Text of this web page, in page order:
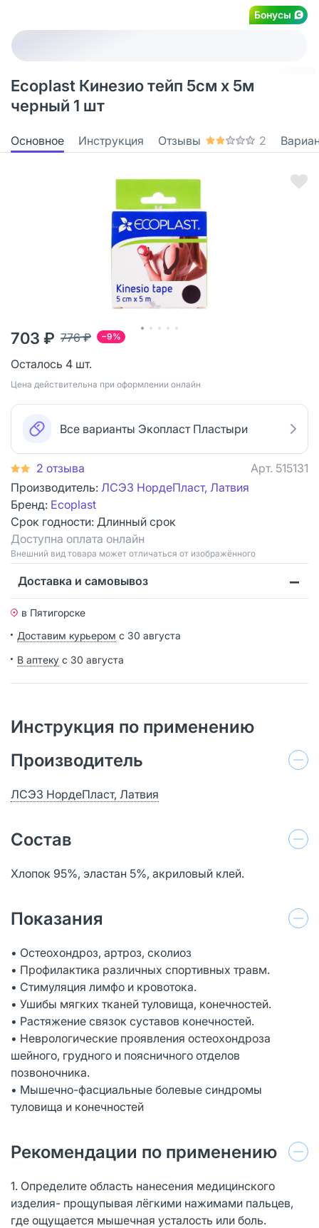
Бонусы
Ecoplast Кинезио тейп 5см х 5м
черный 1 шт
Основное Инструкция Отзывы 2
−9%
776 ₽
703 ₽
Осталось 4 шт.
Цена действительна при оформлении онлайн
Все варианты Экопласт Пластыри
2 отзыва Арт. 515131
Производитель: ЛСЭЗ НордеПласт, Латвия
Бренд: Ecoplast
Срок годности: Длинный срок
Доступна оплата онлайн
Bнешний вид товара может отличаться от изображённого
Доставка и самовывоз
в Пятигорске
Доставим курьером с 30 августа
В аптеку с 30 августа
Инструкция по применению
Производитель
ЛСЭЗ НордеПласт, Латвия
Состав
Хлопок 95%, эластан 5%, акриловый клей.
Показания
• Остеохондроз, артроз, сколиоз
• Профилактика различных спортивных травм.
• Стимуляция лимфо и кровотока.
• Ушибы мягких тканей туловища, конечностей.
• Растяжение связок суставов конечностей.
• Неврологические проявления остеохондроза
шейного, грудного и поясничного отделов
позвоночника.
• Мышечно-фасциальные болевые синдромы
туловища и конечностей
Рекомендации по применению
1. Определите область нанесения медицинского
изделия- прощупывая лёгкими нажимами пальцев,
где ощущается мышечная усталость или боль.